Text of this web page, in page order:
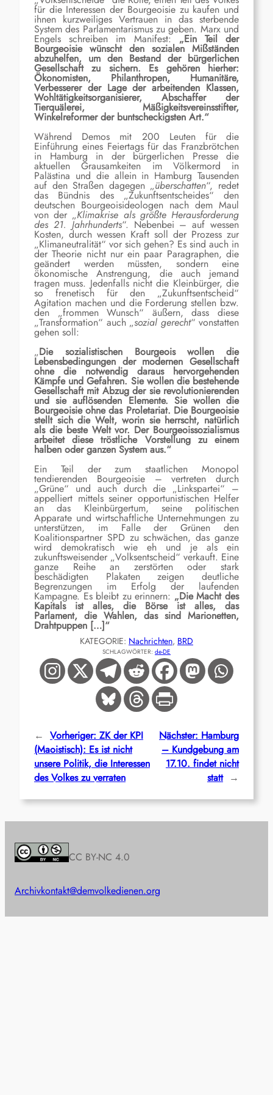
für die Interessen der Bourgeoisie zu kaufen und
ihnen kurzweiliges Vertrauen in das sterbende
System des Parlamentarismus zu geben. Marx und
Engels schreiben im Manifest: „Ein Teil der
Bourgeoisie wünscht den sozialen Mißständen
abzuhelfen, um den Bestand der bürgerlichen
Gesellschaft zu sichern. Es gehören hierher:
Ökonomisten, Philanthropen, Humanitäre,
Verbesserer der Lage der arbeitenden Klassen,
Wohltätigkeitsorganisierer, Abschaffer der
Tierquälerei, Mäßigkeitsvereinsstifter,
Winkelreformer der buntscheckigsten Art.“
Während Demos mit 200 Leuten für die
Einführung eines Feiertags für das Franzbrötchen
in Hamburg in der bürgerlichen Presse die
aktuellen Grausamkeiten im Völkermord in
Palästina und die allein in Hamburg Tausenden
auf den Straßen dagegen „überschatten“, redet
das Bündnis des „Zukunftsentscheides“ den
deutschen Bourgeoisideologen nach dem Maul
von der „Klimakrise als größte Herausforderung
des 21. Jahrhunderts“. Nebenbei – auf wessen
Kosten, durch wessen Kraft soll der Prozess zur
„Klimaneutralität“ vor sich gehen? Es sind auch in
der Theorie nicht nur ein paar Paragraphen, die
geändert werden müssten, sondern eine
ökonomische Anstrengung, die auch jemand
tragen muss. Jedenfalls nicht die Kleinbürger, die
so frenetisch für den „Zukunftsentscheid“
Agitation machen und die Forderung stellen bzw.
den „frommen Wunsch“ äußern, dass diese
„Transformation“ auch „sozial gerecht“ vonstatten
gehen soll:
„Die sozialistischen Bourgeois wollen die
Lebensbedingungen der modernen Gesellschaft
ohne die notwendig daraus hervorgehenden
Kämpfe und Gefahren. Sie wollen die bestehende
Gesellschaft mit Abzug der sie revolutionierenden
und sie auflösenden Elemente. Sie wollen die
Bourgeoisie ohne das Proletariat. Die Bourgeoisie
stellt sich die Welt, worin sie herrscht, natürlich
als die beste Welt vor. Der Bourgeoissozialismus
arbeitet diese tröstliche Vorstellung zu einem
halben oder ganzen System aus.“
Ein Teil der zum staatlichen Monopol
tendierenden Bourgeoisie – vertreten durch
„Grüne“ und auch durch die „Linkspartei“ –
appelliert mittels seiner opportunistischen Helfer
an das Kleinbürgertum, seine politischen
Apparate und wirtschaftliche Unternehmungen zu
unterstützen, im Falle der Grünen den
Koalitionspartner SPD zu schwächen, das ganze
wird demokratisch wie eh und je als ein
zukunftsweisender „Volksentscheid“ verkauft. Eine
ganze Reihe an zerstörten oder stark
beschädigten Plakatenzeigen deutliche
Begrenzungen im Erfolg der laufenden
Kampagne. Es bleibt zu erinnern: „Die Macht des
Kapitals ist alles, die Börse ist alles, das
Parlament, die Wahlen, das sind Marionetten,
Drahtpuppen […]“
KATEGORIE: Nachrichten, BRD
SCHLAGWÖRTER: de-DE
← Vorheriger: ZK der KPI
(Maoistisch): Es ist nicht
unsere Politik, die Interessen
des Volkes zu verraten
Nächster: Hamburg
– Kundgebung am
17.10. findet nicht
statt →
CC BY-NC 4.0
Archivkontakt@demvolkedienen.org